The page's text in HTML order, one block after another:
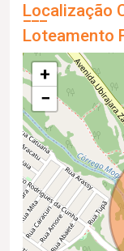
Localização
Loteamento
+
−